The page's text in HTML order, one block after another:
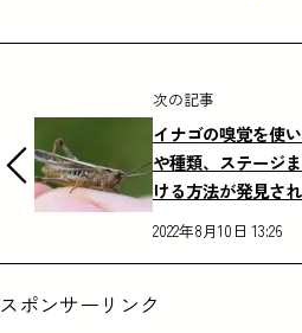
次の記事
イナゴの嗅覚を使
や種類、ステージ
ける方法が発見さ
2022年8月10日 13:26
スポンサーリンク